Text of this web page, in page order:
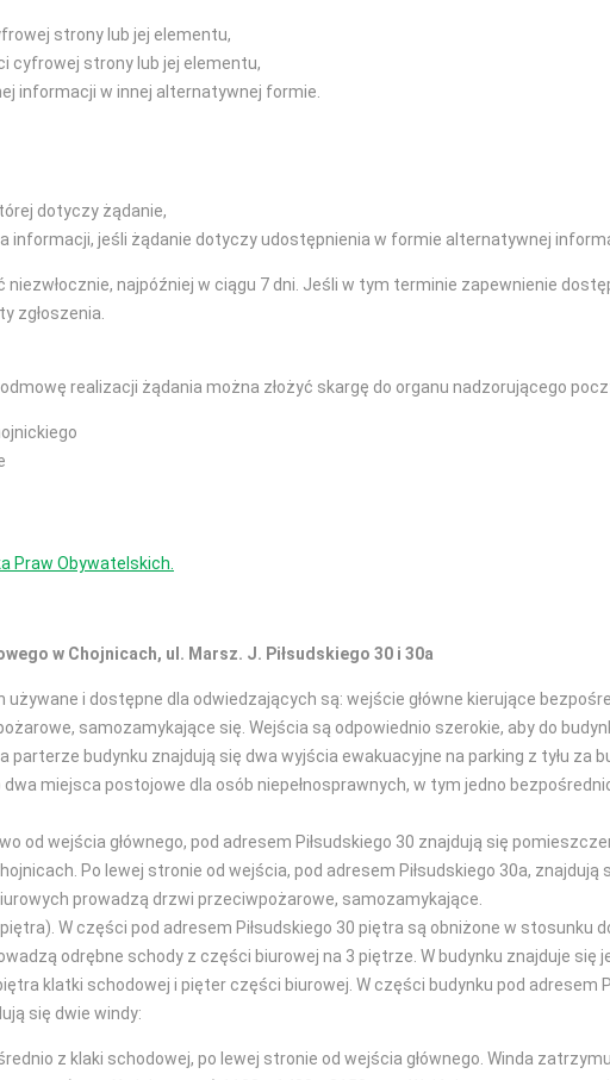
strony lub jej elementu,
cyfrowej strony lub jej elementu,
informacji w innej alternatywnej formie.
dotyczy żądanie,
informacji, jeśli żądanie dotyczy udostępnienia w formie alternatywnej
niezwłocznie, najpóźniej w ciągu 7 dni. Jeśli w tym terminie zapewnienie
zgłoszenia.
realizacji żądania można złożyć skargę do organu nadzorującego
Praw Obywatelskich.
w Chojnicach, ul. Marsz. J. Piłsudskiego 30 i 30a
używane i dostępne dla odwiedzających są: wejście główne kierujące
samozamykające się. Wejścia są odpowiednio szerokie, aby do
budynku znajdują się dwa wyjścia ewakuacyjne na parking z tyłu za
miejsca postojowe dla osób niepełnosprawnych, w tym jedno
od wejścia głównego, pod adresem Piłsudskiego 30 znajdują się
Po lewej stronie od wejścia, pod adresem Piłsudskiego 30a,
prowadzą drzwi przeciwpożarowe, samozamykające.
W części pod adresem Piłsudskiego 30 piętra są obniżone w stosunku
odrębne schody z części biurowej na 3 piętrze. W budynku znajduje
klatki schodowej i pięter części biurowej. W części budynku pod
się dwie windy:
z klaki schodowej, po lewej stronie od wejścia głównego. Winda